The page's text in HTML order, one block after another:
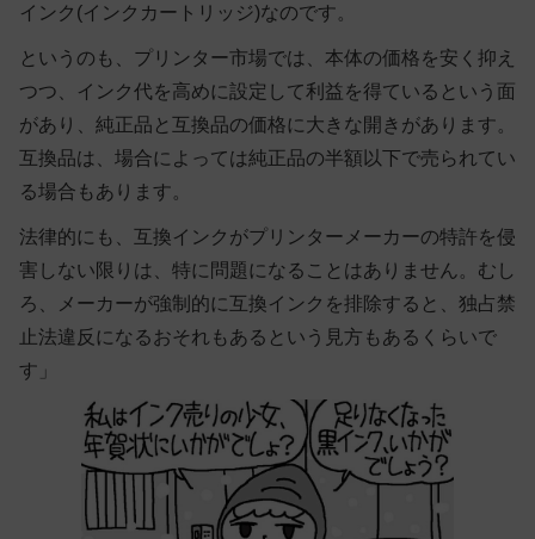
インク(インクカートリッジ)なのです。
というのも、プリンター市場では、本体の価格を安く抑え
つつ、インク代を高めに設定して利益を得ているという面
があり、純正品と互換品の価格に大きな開きがあります。
互換品は、場合によっては純正品の半額以下で売られてい
る場合もあります。
法律的にも、互換インクがプリンターメーカーの特許を侵
害しない限りは、特に問題になることはありません。むし
ろ、メーカーが強制的に互換インクを排除すると、独占禁
止法違反になるおそれもあるという見方もあるくらいで
す」